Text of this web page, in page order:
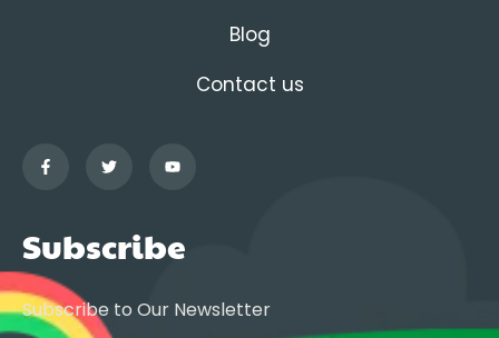
Blog
Contact us
Subscribe
Subscribe to Our Newsletter